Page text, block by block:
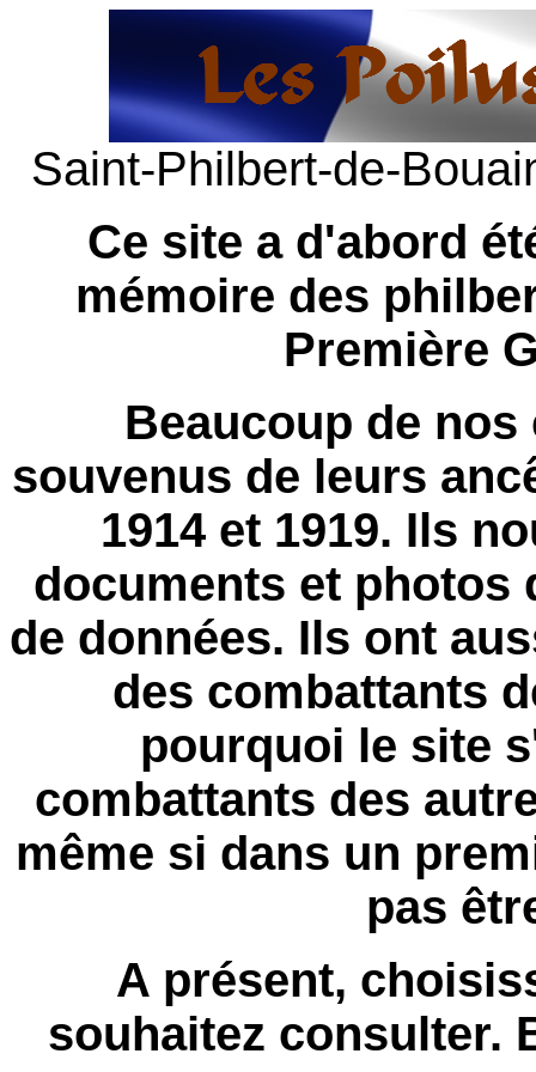
Saint-Philbert-de-
Ce site a d'abord
mémoire des
Première
Beaucoup de
souvenus de leurs
1914 et 1919. Ils
documents et photos
de données. Ils ont
des combattants
pourquoi le site
combattants des
même si dans un
pas
A présent,
souhaitez consulter.